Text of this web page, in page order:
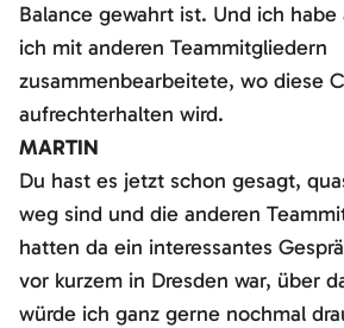
Balance gewahrt ist. Und ich
ich mit anderen Teammitgliedern
zusammenbearbeitete, wo diese
aufrechterhalten wird.
MARTIN
Du hast es jetzt schon gesagt,
weg sind und die anderen
hatten da ein interessantes
vor kurzem in Dresden war, über
würde ich ganz gerne nochmal